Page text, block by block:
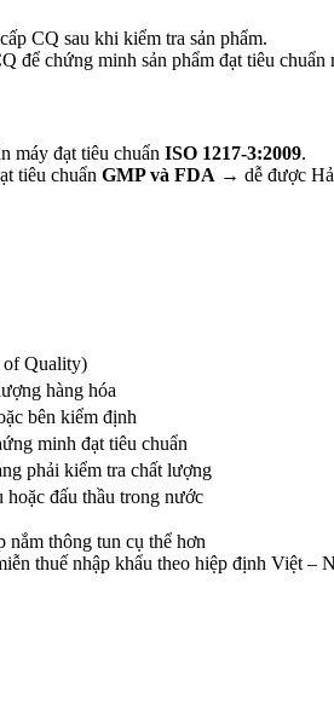
CQ sau khi kiểm tra sản phẩm.
để chứng minh sản phẩm đạt tiêu
máy đạt tiêu chuẩn ISO 1217-3:2009.
tiêu chuẩn GMP và FDA → dễ được
of Quality)
hàng hóa
bên kiểm định
minh đạt tiêu chuẩn
phải kiểm tra chất lượng
hoặc đấu thầu trong nước
nắm thông tun cụ thể hơn
thuế nhập khẩu theo hiệp định Việt –